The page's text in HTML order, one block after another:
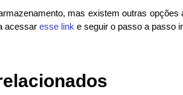
mas existem outras
acessar esse link e seguir o passo a passo